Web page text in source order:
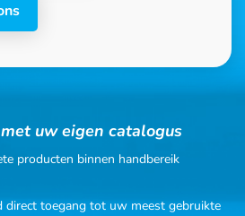
uw eigen catalogus
producten binnen handbereik
direct toegang tot uw meest gebruikte